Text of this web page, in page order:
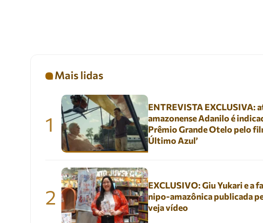
Mais lidas
1
ENTREVISTA EXCLUSIVA:
amazonense Adanilo é
Prêmio Grande Otelo pelo
Último Azul’
2
EXCLUSIVO: Giu Yukari e a
nipo-amazônica publicada
veja vídeo